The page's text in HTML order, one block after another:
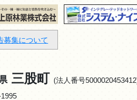
募集について
三股町 (法人番号